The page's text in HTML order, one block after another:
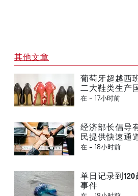
其他文章
葡萄牙超越西
二大鞋类生产
在 - 17小时前
经济部长倡导
民提供快速通
在 - 18小时前
单日记录到
事件